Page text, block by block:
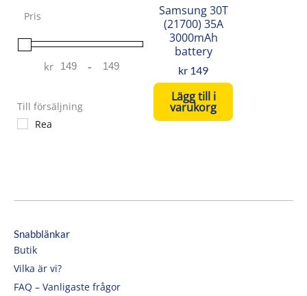
Pris
kr Minimum Price
-
Maximum Price
Till försäljning
Rea
Samsung 30T
(21700) 35A
3000mAh
battery
kr 149
Lägg till i
varukorg
Snabblänkar
Butik
Vilka är vi?
FAQ – Vanligaste frågor